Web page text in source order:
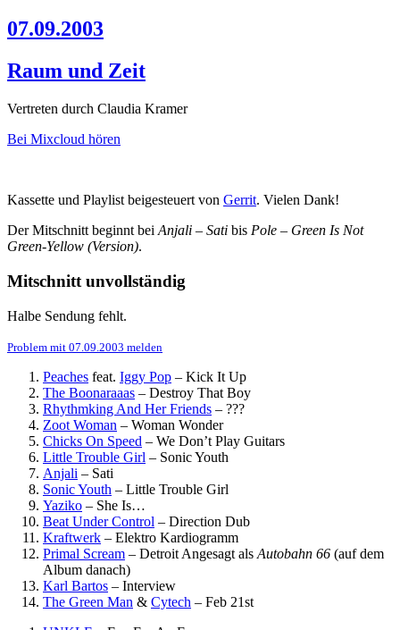
07.09.2003
Raum und Zeit
Vertreten durch Claudia Kramer
Bei Mixcloud hören
Kassette und Playlist beigesteuert von Gerrit. Vielen Dank!
Der Mitschnitt beginnt bei Anjali – Sati bis Pole – Green Is Not
Green-Yellow (Version).
Mitschnitt unvollständig
Halbe Sendung fehlt.
Problem mit 07.09.2003 melden
Peaches feat. Iggy Pop – Kick It Up
The Boonaraaas – Destroy That Boy
Rhythmking And Her Friends – ???
Zoot Woman – Woman Wonder
Chicks On Speed – We Don’t Play Guitars
Little Trouble Girl – Sonic Youth
Anjali – Sati
Sonic Youth – Little Trouble Girl
Yaziko – She Is…
Beat Under Control – Direction Dub
Kraftwerk – Elektro Kardiogramm
Primal Scream – Detroit Angesagt als Autobahn 66 (auf dem
Album danach)
Karl Bartos – Interview
The Green Man & Cytech – Feb 21st